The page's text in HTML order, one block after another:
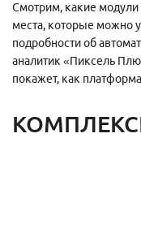
Смотрим, какие
места, которые можно
подробности об
аналитик «Пиксель
покажет, как